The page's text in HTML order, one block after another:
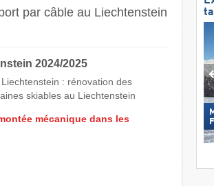
par câble au Liechtenstein
2024/2025
: rénovation des
skiables au Liechtenstein
mécanique dans les